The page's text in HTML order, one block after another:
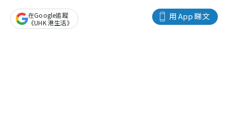
用 App 睇文
在Google追蹤
《UHK 港生活》